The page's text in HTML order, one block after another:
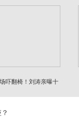
吓翻椅！刘涛亲曝十